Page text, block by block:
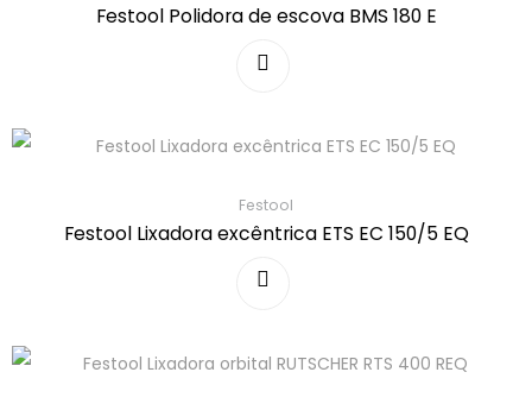
Festool Polidora de escova BMS 180 E
Festool
Festool Lixadora excêntrica ETS EC 150/5 EQ